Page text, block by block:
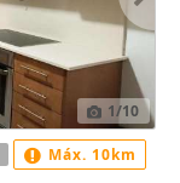
1/10
Máx. 10km